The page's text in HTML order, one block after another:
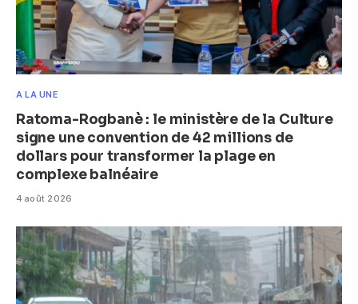
A LA UNE
Ratoma-Rogbanè : le ministère de la Culture
signe une convention de 42 millions de
dollars pour transformer la plage en
complexe balnéaire
4 août 2026